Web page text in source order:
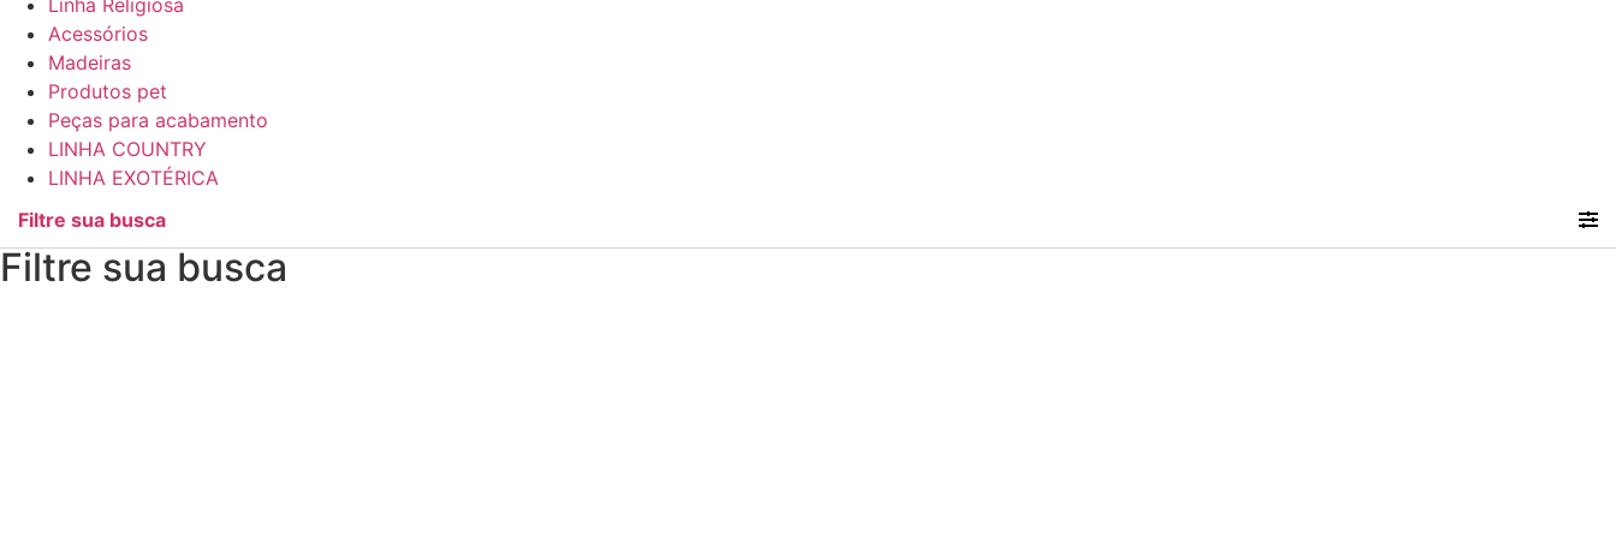
Linha Religiosa
Acessórios
Madeiras
Produtos pet
Peças para acabamento
LINHA COUNTRY
LINHA EXOTÉRICA
Filtre sua busca
Filtre sua busca